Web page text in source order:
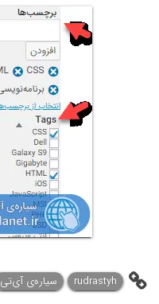
rudrastyh سیاره‌ی آی‌تی